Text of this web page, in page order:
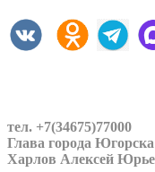
тел. +7(34675)77000
Глава города Югорска
Харлов Алексей